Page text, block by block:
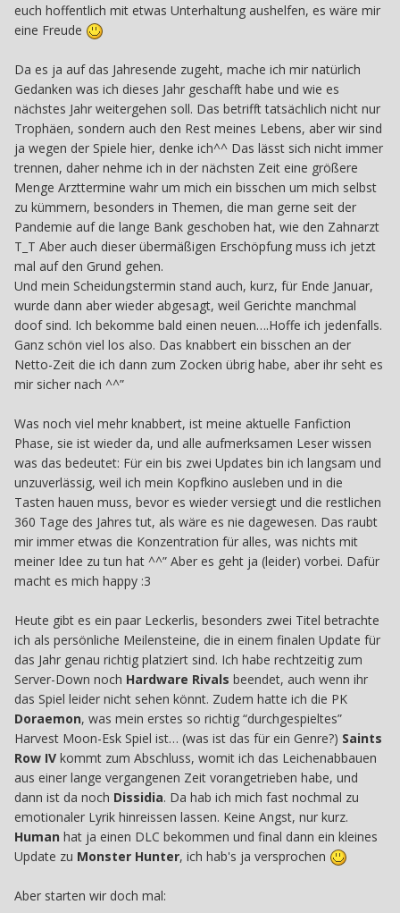
euch hoffentlich mit etwas Unterhaltung aushelfen, es wäre mir
eine Freude
Da es ja auf das Jahresende zugeht, mache ich mir natürlich
Gedanken was ich dieses Jahr geschafft habe und wie es
nächstes Jahr weitergehen soll. Das betrifft tatsächlich nicht nur
Trophäen, sondern auch den Rest meines Lebens, aber wir sind
ja wegen der Spiele hier, denke ich^^ Das lässt sich nicht immer
trennen, daher nehme ich in der nächsten Zeit eine größere
Menge Arzttermine wahr um mich ein bisschen um mich selbst
zu kümmern, besonders in Themen, die man gerne seit der
Pandemie auf die lange Bank geschoben hat, wie den Zahnarzt
T_T Aber auch dieser übermäßigen Erschöpfung muss ich jetzt
mal auf den Grund gehen.
Und mein Scheidungstermin stand auch, kurz, für Ende Januar,
wurde dann aber wieder abgesagt, weil Gerichte manchmal
doof sind. Ich bekomme bald einen neuen….Hoffe ich jedenfalls.
Ganz schön viel los also. Das knabbert ein bisschen an der
Netto-Zeit die ich dann zum Zocken übrig habe, aber ihr seht es
mir sicher nach ^^”
Was noch viel mehr knabbert, ist meine aktuelle Fanfiction
Phase, sie ist wieder da, und alle aufmerksamen Leser wissen
was das bedeutet: Für ein bis zwei Updates bin ich langsam und
unzuverlässig, weil ich mein Kopfkino ausleben und in die
Tasten hauen muss, bevor es wieder versiegt und die restlichen
360 Tage des Jahres tut, als wäre es nie dagewesen. Das raubt
mir immer etwas die Konzentration für alles, was nichts mit
meiner Idee zu tun hat ^^” Aber es geht ja (leider) vorbei. Dafür
macht es mich happy :3
Heute gibt es ein paar Leckerlis, besonders zwei Titel betrachte
ich als persönliche Meilensteine, die in einem finalen Update für
das Jahr genau richtig platziert sind. Ich habe rechtzeitig zum
Server-Down noch Hardware Rivals beendet, auch wenn ihr
das Spiel leider nicht sehen könnt. Zudem hatte ich die PK
Doraemon, was mein erstes so richtig “durchgespieltes”
Harvest Moon-Esk Spiel ist… (was ist das für ein Genre?) Saints
Row IV kommt zum Abschluss, womit ich das Leichenabbauen
aus einer lange vergangenen Zeit vorangetrieben habe, und
dann ist da noch Dissidia. Da hab ich mich fast nochmal zu
emotionaler Lyrik hinreissen lassen. Keine Angst, nur kurz.
Human hat ja einen DLC bekommen und final dann ein kleines
Update zu Monster Hunter, ich hab's ja versprochen
Aber starten wir doch mal: